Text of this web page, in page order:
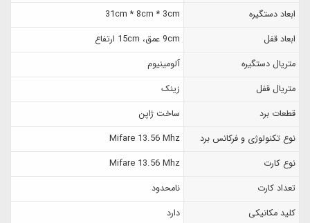
ابعاد دستگیره
31cm * 8cm * 3cm
ابعاد قفل
9cm عمق، 15cm ارتفاع
متریال دستگیره
آلومینیوم
متریال قفل
زینک
قطعات برد
ساخت ژاپن
نوع تکنولوژی و فرکانس برد
Mifare 13.56 Mhz
نوع کارت
Mifare 13.56 Mhz
تعداد کارت
نامحدود
کلید مکانیکی
دارد